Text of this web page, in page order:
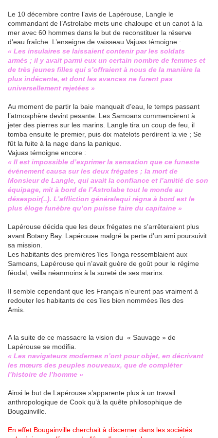
Le 10 décembre contre l’avis de Lapérouse, Langle le
commandant de l’Astrolabe mets une chaloupe et un canot à la
mer avec 60 hommes dans le but de reconstituer la réserve
d’eau fraîche. L’enseigne de vaisseau Vajuas témoigne :
« Les insulaires se laissaient contenir par les soldats
armés ; il y avait parmi eux un certain nombre de femmes et
de très jeunes filles qui s’offraient à nous de la manière la
plus indécente, et dont les avances ne furent pas
universellement rejetées »
Au moment de partir la baie manquait d’eau, le temps passant
l’atmosphère devint pesante. Les Samoans commencèrent à
jeter des pierres sur les marins. Langle tira un coup de feu, il
tomba ensuite le premier, puis dix matelots perdirent la vie ; Se
fût la fuite à la nage dans la panique.
Vajuas témoigne encore :
« Il est impossible d’exprimer la sensation que ce funeste
événement causa sur les deux frégates ; la mort de
Monsieur de Langle, qui avait la confiance et l’amitié de son
équipage, mit à bord de l’Astrolabe tout le monde au
désespoir(..). L’affliction généralequi régna à bord est le
plus éloge funèbre qu’on puisse faire du capitaine »
Lapérouse décida que les deux frégates ne s’arrêteraient plus
avant Botany Bay. Lapérouse malgré la perte d’un ami poursuivit
sa mission.
Les habitants des premières îles Tonga ressemblaient aux
Samoans, Lapérouse qui n’avait guère de goût pour le régime
féodal, veilla néanmoins à la sureté de ses marins.
Il semble cependant que les Français n’eurent pas vraiment à
redouter les habitants de ces îles bien nommées îles des
Amis.
A la suite de ce massacre la vision du « Sauvage » de
Lapérouse se modifia.
« Les navigateurs modernes n’ont pour objet, en décrivant
les mœurs des peuples nouveaux, que de compléter
l’histoire de l’homme »
Ainsi le but de Lapérouse s’apparente plus à un travail
anthropologique de Cook qu’à la quête philosophique de
Bougainville.
En effet Bougainville cherchait à discerner dans les sociétés